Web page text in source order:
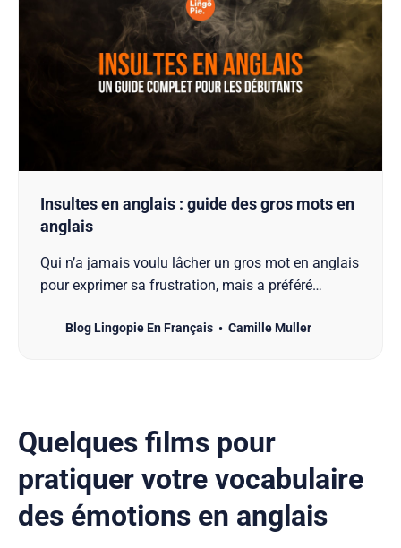
Insultes en anglais : guide des gros mots en
anglais
Qui n’a jamais voulu lâcher un gros mot en anglais
pour exprimer sa frustration, mais a préféré
complet vous permettra de maîtriser les nuances
Blog Lingopie En Français Camille Muller
Quelques films pour
pratiquer votre vocabulaire
des émotions en anglais